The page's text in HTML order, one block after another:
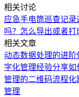
相关讨论
应急手电筒巡查记录
吗？ 怎么导出或者打
相关文章
动态数据处理的进阶
字化管理经验分享如
管理的二维码流程化
管理